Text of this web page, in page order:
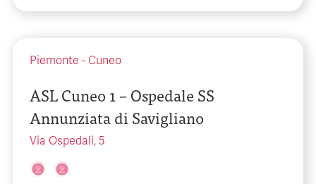
Piemonte - Cuneo
ASL Cuneo 1 – Ospedale SS
Annunziata di Savigliano
Via Ospedali, 5